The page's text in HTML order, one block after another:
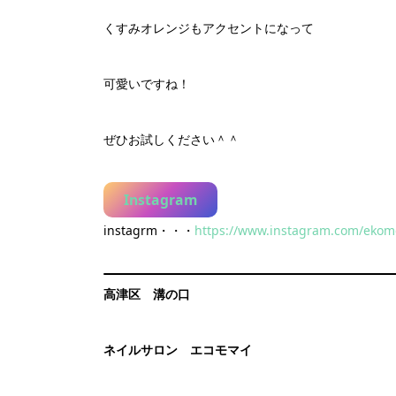
くすみオレンジもアクセントになって
可愛いですね！
ぜひお試しください＾＾
Instagram
instagrm・・・ https://www.instagram.com/
高津区 溝の口
ネイルサロン エコモマイ